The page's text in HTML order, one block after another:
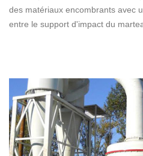
des matériaux encombrants avec
entre le support d'impact du